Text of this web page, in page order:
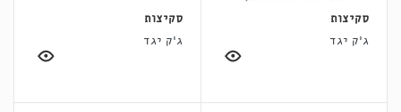
סקיצות
ג'ק יגד
סקיצות
ג'ק יגד